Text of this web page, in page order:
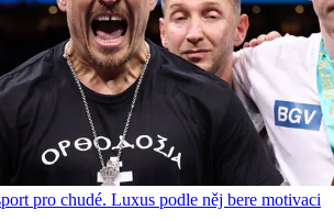
pro chudé. Luxus podle něj bere motivaci